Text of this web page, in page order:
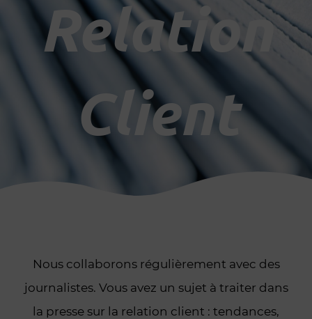
Relation
Client
Nous collaborons régulièrement avec des
journalistes. Vous avez un sujet à traiter dans
la presse sur la relation client : tendances,